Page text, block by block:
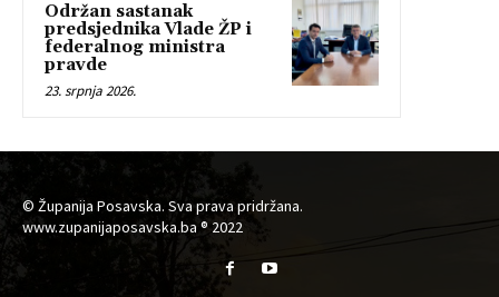
Održan sastanak
predsjednika Vlade ŽP i
federalnog ministra
pravde
23. srpnja 2026.
© Županija Posavska. Sva prava pridržana.
www.zupanijaposavska.ba ® 2022